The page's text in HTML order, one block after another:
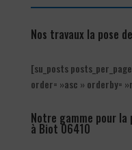
Nos travaux la pose
[su_posts
order= »asc » orderby=
Notre gamme pour la
à Biot 06410